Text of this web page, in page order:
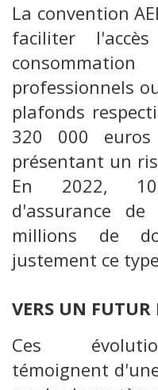
La convention
faciliter
professionnels
plafonds
320 000
présentant un
En 2022,
d'assurance
millions de
justement ce
VERS UN FUTUR
Ces
témoignent